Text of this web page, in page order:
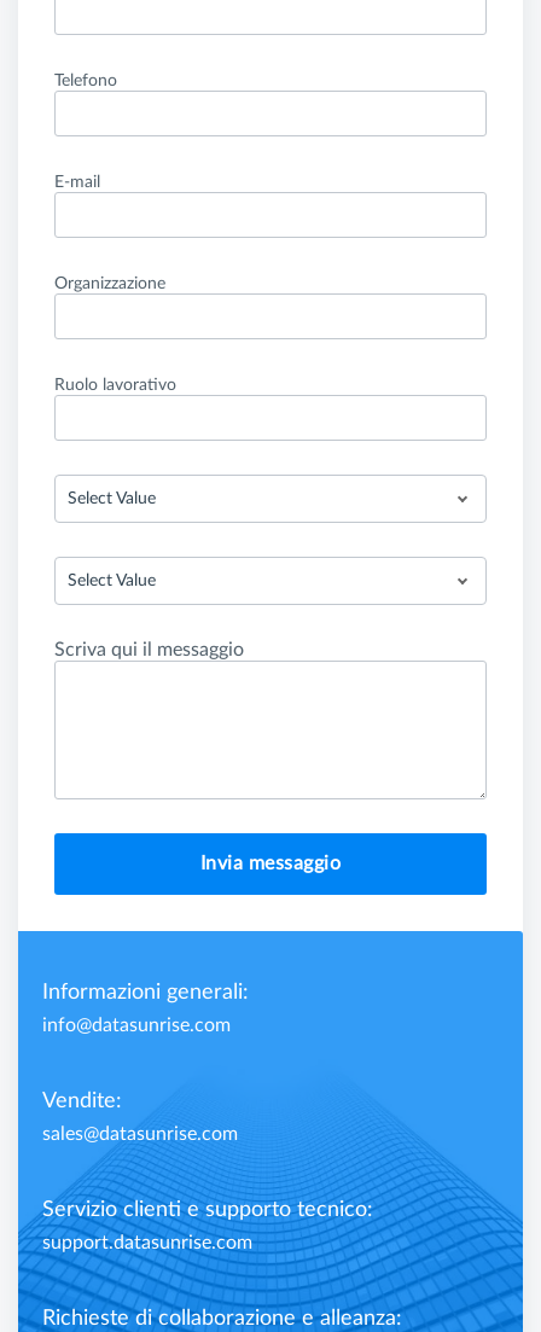
Telefono
E-mail
Organizzazione
Ruolo lavorativo
Select Value
Select Value
Scriva qui il messaggio
Invia messaggio
Informazioni generali:
info@datasunrise.com
Vendite:
sales@datasunrise.com
Servizio clienti e supporto tecnico:
support.datasunrise.com
Richieste di collaborazione e alleanza: